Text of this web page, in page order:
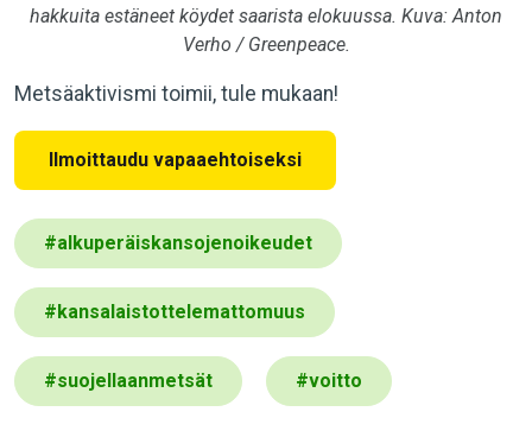
hakkuita estäneet köydet saarista elokuussa. Kuva: Anton
Verho / Greenpeace.
Metsäaktivismi toimii, tule mukaan!
Ilmoittaudu vapaaehtoiseksi
#alkuperäiskansojenoikeudet
#kansalaistottelemattomuus
#suojellaanmetsät #voitto